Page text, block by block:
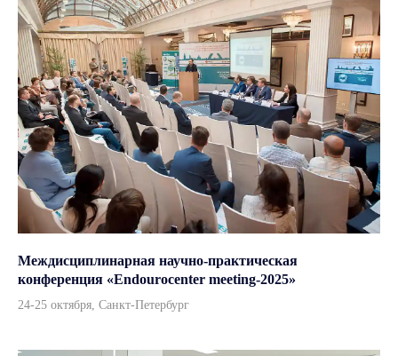
Междисциплинарная научно-практическая
конференция «Endourocenter meeting-2025»
24-25 октября, Санкт-Петербург